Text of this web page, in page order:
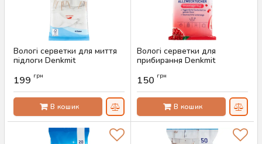
Вологі серветки для миття
підлоги Denkmit
Артикул:
199 грн
В кошик
Вологі серветки для
прибирання Denkmit
Артикул:
150 грн
В кошик